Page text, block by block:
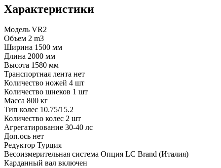
Характеристики
Модель VR2
Объем 2 m3
Ширина 1500 мм
Длина 2000 мм
Высота 1580 мм
Транспортная лента нет
Количество ножей 4 шт
Количество шнеков 1 шт
Масса 800 кг
Тип колес 10.75/15.2
Количество колес 2 шт
Агрегатирование 30-40 лс
Доп.ось нет
Редуктор Турция
Весоизмерительная система Опция LC Brand (Италия)
Карданный вал включен